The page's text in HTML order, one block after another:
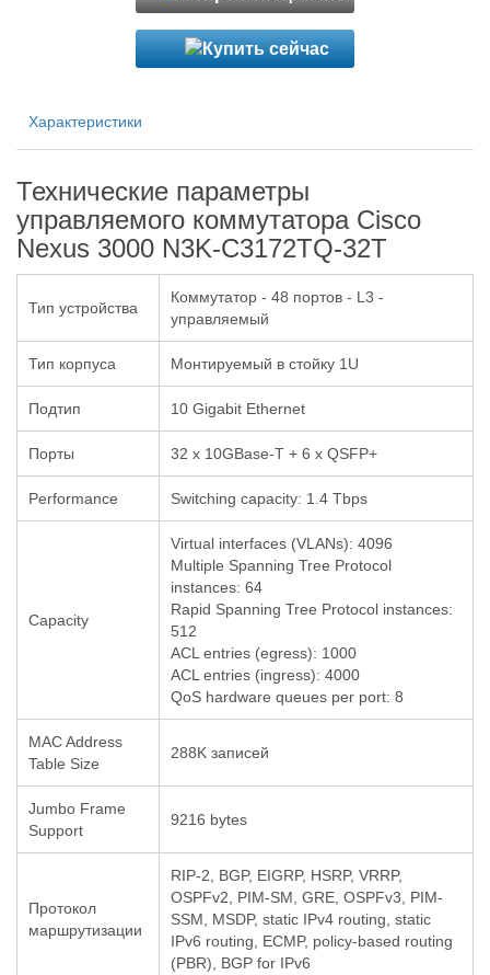
Характеристики
Технические параметры
управляемого коммутатора Cisco
Nexus 3000 N3K-C3172TQ-32T
Тип устройства
Коммутатор - 48 портов - L3 -
управляемый
Тип корпуса Монтируемый в стойку 1U
Подтип 10 Gigabit Ethernet
Порты 32 x 10GBase-T + 6 x QSFP+
Performance Switching capacity: 1.4 Tbps
Capacity
Virtual interfaces (VLANs): 4096
Multiple Spanning Tree Protocol
instances: 64
Rapid Spanning Tree Protocol instances:
512
ACL entries (egress): 1000
ACL entries (ingress): 4000
QoS hardware queues per port: 8
MAC Address
Table Size
288K записей
Jumbo Frame
Support
9216 bytes
Протокол
маршрутизации
RIP-2, BGP, EIGRP, HSRP, VRRP,
OSPFv2, PIM-SM, GRE, OSPFv3, PIM-
SSM, MSDP, static IPv4 routing, static
IPv6 routing, ECMP, policy-based routing
(PBR), BGP for IPv6